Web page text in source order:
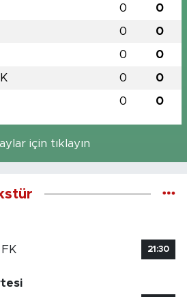
0 0
0 0
0 0
0 0
0 0
için tıklayın
21:30